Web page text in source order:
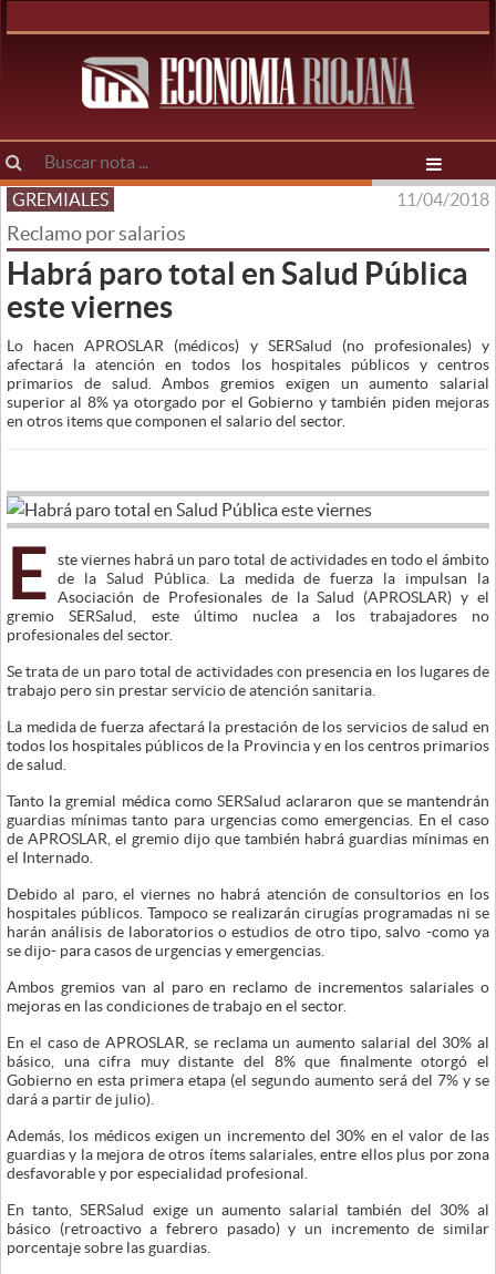
GREMIALES 11/04/2018
Reclamo por salarios
Habrá paro total en Salud Pública
este viernes
Lo hacen APROSLAR (médicos) y SERSalud (no profesionales) y
afectará la atención en todos los hospitales públicos y centros
primarios de salud. Ambos gremios exigen un aumento salarial
superior al 8% ya otorgado por el Gobierno y también piden mejoras
en otros items que componen el salario del sector.
E
ste viernes habrá un paro total de actividades en todo el ámbito
de la Salud Pública. La medida de fuerza la impulsan la
Asociación de Profesionales de la Salud (APROSLAR) y el
gremio SERSalud, este último nuclea a los trabajadores no
profesionales del sector.
Se trata de un paro total de actividades con presencia en los lugares de
trabajo pero sin prestar servicio de atención sanitaria.
La medida de fuerza afectará la prestación de los servicios de salud en
todos los hospitales públicos de la Provincia y en los centros primarios
de salud.
Tanto la gremial médica como SERSalud aclararon que se mantendrán
guardias mínimas tanto para urgencias como emergencias. En el caso
de APROSLAR, el gremio dijo que también habrá guardias mínimas en
el Internado.
Debido al paro, el viernes no habrá atención de consultorios en los
hospitales públicos. Tampoco se realizarán cirugías programadas ni se
harán análisis de laboratorios o estudios de otro tipo, salvo -como ya
se dijo- para casos de urgencias y emergencias.
Ambos gremios van al paro en reclamo de incrementos salariales o
mejoras en las condiciones de trabajo en el sector.
En el caso de APROSLAR, se reclama un aumento salarial del 30% al
básico, una cifra muy distante del 8% que finalmente otorgó el
Gobierno en esta primera etapa (el segundo aumento será del 7% y se
dará a partir de julio).
Además, los médicos exigen un incremento del 30% en el valor de las
guardias y la mejora de otros ítems salariales, entre ellos plus por zona
desfavorable y por especialidad profesional.
En tanto, SERSalud exige un aumento salarial también del 30% al
básico (retroactivo a febrero pasado) y un incremento de similar
porcentaje sobre las guardias.